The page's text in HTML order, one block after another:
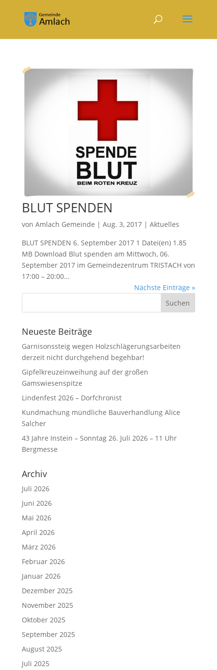
BLUT SPENDEN
von Amlach Gemeinde | Aug. 3, 2017| Aktuelles
BLUT SPENDEN 6. September 2017 1 Datei(en) 1.85
MB Download Blut spenden am Mittwoch, 06.
September 2017 im Gemeindezentrum TRISTACH von
17:00 – 20:00...
Nächste Einträge »
Neueste Beiträge
Garnisonssteig wegen Holzschlägerungsarbeiten
derzeit nicht durchgehend begehbar!
Gipfelkreuzeinweihung auf der großen
Gamswiesenspitze
Lindenfest 2026 – Dorfchronist
Kundmachung mündliche Bauverhandlung Alice
Salcher
43 Jahre Instein – Sonntag 26. Juli 2026 – 11 Uhr
Bergmesse
Archiv
Juli 2026
Juni 2026
Mai 2026
April 2026
März 2026
Februar 2026
Januar 2026
Dezember 2025
November 2025
Oktober 2025
September 2025
August 2025
Juli 2025